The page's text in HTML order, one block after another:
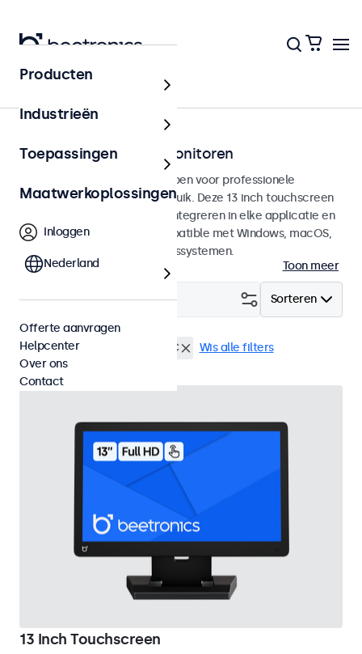
Touchscreens
13 inch touchscreen monitoren
13 inch touchscreens ontworpen voor professionele
toepassingen en continu gebruik. Deze 13 inch touchscreen
monitoren zijn eenvoudig te integreren in elke applicatie en
iedere omgeving en zijn compatible met Windows, macOS,
ChromeOS en Linux besturingssystemen.
Toon meer
Sorteren
Filter (2)
13 inch touchscreens USB-C Wis alle filters
13 Inch Touchscreen
Producten
Industrieën
Toepassingen
Maatwerkoplossingen
Inloggen
Nederland
Offerte aanvragen
Helpcenter
Over ons
Contact